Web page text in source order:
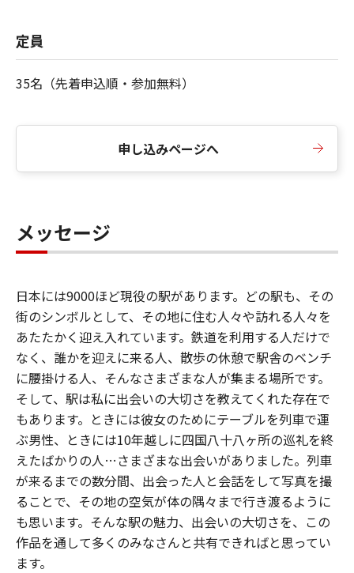
定員
35名（先着申込順・参加無料）
申し込みページへ
メッセージ
日本には9000ほど現役の駅があります。どの駅も、その
街のシンボルとして、その地に住む人々や訪れる人々を
あたたかく迎え入れています。鉄道を利用する人だけで
なく、誰かを迎えに来る人、散歩の休憩で駅舎のベンチ
に腰掛ける人、そんなさまざまな人が集まる場所です。
そして、駅は私に出会いの大切さを教えてくれた存在で
もあります。ときには彼女のためにテーブルを列車で運
ぶ男性、ときには10年越しに四国八十八ヶ所の巡礼を終
えたばかりの人…さまざまな出会いがありました。列車
が来るまでの数分間、出会った人と会話をして写真を撮
ることで、その地の空気が体の隅々まで行き渡るように
も思います。そんな駅の魅力、出会いの大切さを、この
作品を通して多くのみなさんと共有できればと思ってい
ます。